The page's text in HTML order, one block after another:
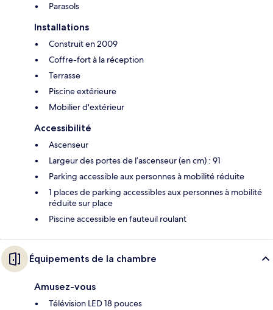
Parasols
Installations
Construit en 2009
Coffre-fort à la réception
Terrasse
Piscine extérieure
Mobilier d'extérieur
Accessibilité
Ascenseur
Largeur des portes de l’ascenseur (en cm) : 91
Parking accessible aux personnes à mobilité réduite
1 places de parking accessibles aux personnes à mobilité
réduite sur place
Piscine accessible en fauteuil roulant
Équipements de la chambre
Amusez-vous
Télévision LED 18 pouces